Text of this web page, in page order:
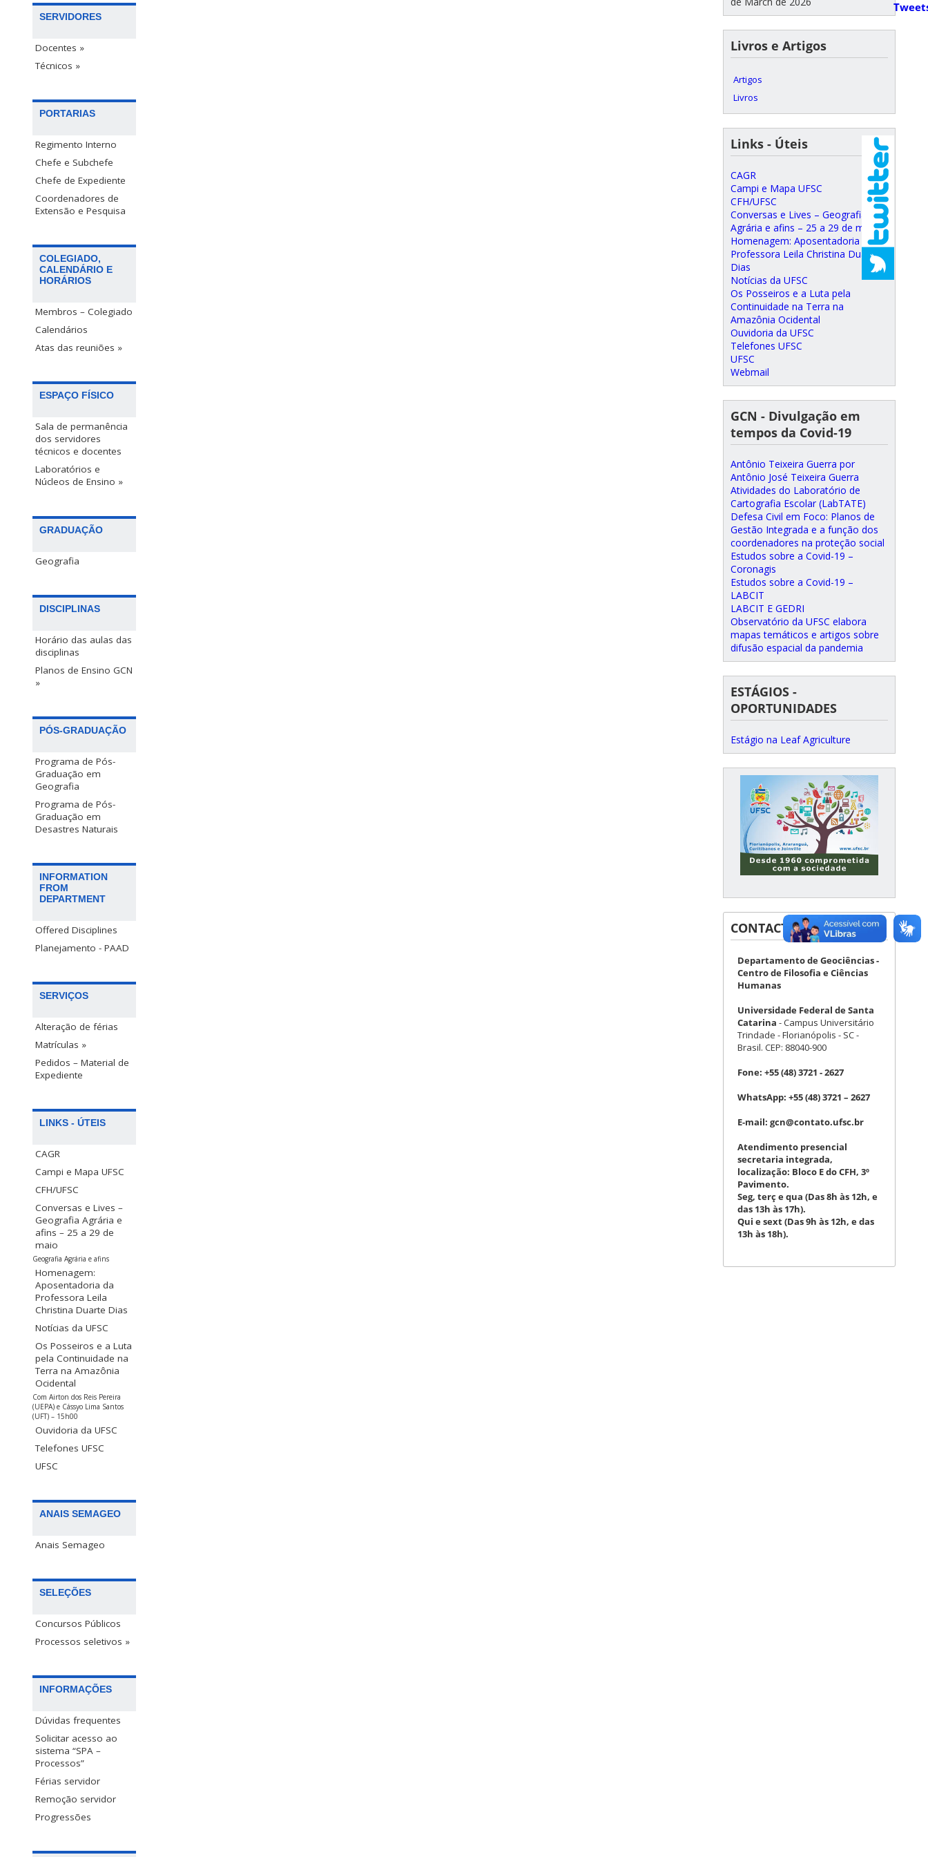
SERVIDORES
Docentes »
Técnicos »
PORTARIAS
Regimento Interno
Chefe e Subchefe
Chefe de Expediente
Coordenadores de
Extensão e Pesquisa
COLEGIADO,
CALENDÁRIO E
HORÁRIOS
Membros – Colegiado
Calendários
Atas das reuniões »
ESPAÇO FÍSICO
Sala de permanência
dos servidores
técnicos e docentes
Laboratórios e
Núcleos de Ensino »
GRADUAÇÃO
Geografia
DISCIPLINAS
Horário das aulas das
disciplinas
Planos de Ensino GCN
»
PÓS-GRADUAÇÃO
Programa de Pós-
Graduação em
Geografia
Programa de Pós-
Graduação em
Desastres Naturais
INFORMATION
FROM
DEPARTMENT
Offered Disciplines
Planejamento - PAAD
SERVIÇOS
Alteração de férias
Matrículas »
Pedidos – Material de
Expediente
LINKS - ÚTEIS
CAGR
Campi e Mapa UFSC
CFH/UFSC
Conversas e Lives –
Geografia Agrária e
afins – 25 a 29 de
maio
Geografia Agrária e afins
Homenagem:
Aposentadoria da
Professora Leila
Christina Duarte Dias
Notícias da UFSC
Os Posseiros e a Luta
pela Continuidade na
Terra na Amazônia
Ocidental
Com Airton dos Reis Pereira
(UEPA) e Cássyo Lima Santos
(UFT) – 15h00
Ouvidoria da UFSC
Telefones UFSC
UFSC
ANAIS SEMAGEO
Anais Semageo
SELEÇÕES
Concursos Públicos
Processos seletivos »
INFORMAÇÕES
Dúvidas frequentes
Solicitar acesso ao
sistema “SPA –
Processos”
Férias servidor
Remoção servidor
Progressões
Livros e Artigos
Artigos
Livros
Links - Úteis
CAGR
Campi e Mapa UFSC
CFH/UFSC
Conversas e Lives – Geografia
Agrária e afins – 25 a 29 de maio
Homenagem: Aposentadoria da
Professora Leila Christina Duarte
Dias
Notícias da UFSC
Os Posseiros e a Luta pela
Continuidade na Terra na
Amazônia Ocidental
Ouvidoria da UFSC
Telefones UFSC
UFSC
Webmail
GCN - Divulgação em
tempos da Covid-19
Antônio Teixeira Guerra por
Antônio José Teixeira Guerra
Atividades do Laboratório de
Cartografia Escolar (LabTATE)
Defesa Civil em Foco: Planos de
Gestão Integrada e a função dos
coordenadores na proteção social
Estudos sobre a Covid-19 –
Coronagis
Estudos sobre a Covid-19 –
LABCIT
LABCIT E GEDRI
Observatório da UFSC elabora
mapas temáticos e artigos sobre
difusão espacial da pandemia
ESTÁGIOS -
OPORTUNIDADES
Estágio na Leaf Agriculture
CONTACT
Departamento de Geociências -
Centro de Filosofia e Ciências
Humanas
Universidade Federal de Santa
Catarina - Campus Universitário
Trindade - Florianópolis - SC -
Brasil. CEP: 88040-900
Fone: +55 (48) 3721 - 2627
WhatsApp: +55 (48) 3721 – 2627
E-mail: gcn@contato.ufsc.br
Atendimento presencial
secretaria integrada,
localização: Bloco E do CFH, 3º
Pavimento.
Seg, terç e qua (Das 8h às 12h, e
das 13h às 17h).
Qui e sext (Das 9h às 12h, e das
13h às 18h).